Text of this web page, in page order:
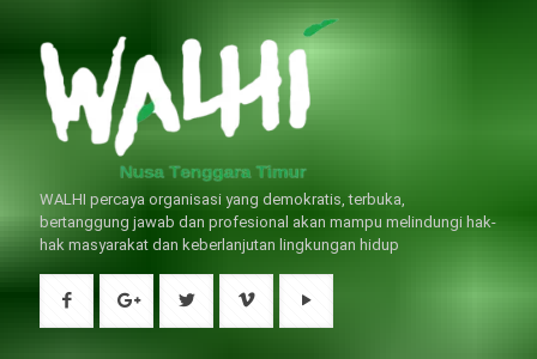
WALHI percaya organisasi yang demokratis, terbuka,
bertanggung jawab dan profesional akan mampu melindungi hak-
hak masyarakat dan keberlanjutan lingkungan hidup